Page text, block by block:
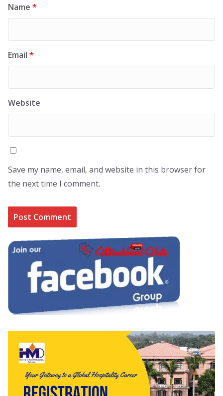
Name *
Email *
Website
Save my name, email, and website in this browser for
the next time I comment.